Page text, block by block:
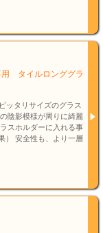
用 タイルロンググラ
ッタリサイズのグラス
陰影模様が周りに綺麗
スホルダーに入れる事
） 安全性も、より一層